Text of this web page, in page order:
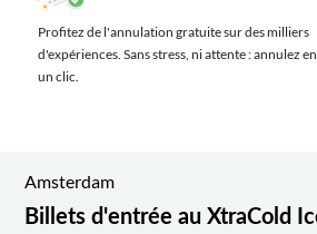
Profitez de l'annulation gratuite sur des milliers
d'expériences. Sans stress, ni attente : annulez en
un clic.
Amsterdam
Billets d'entrée au XtraCold